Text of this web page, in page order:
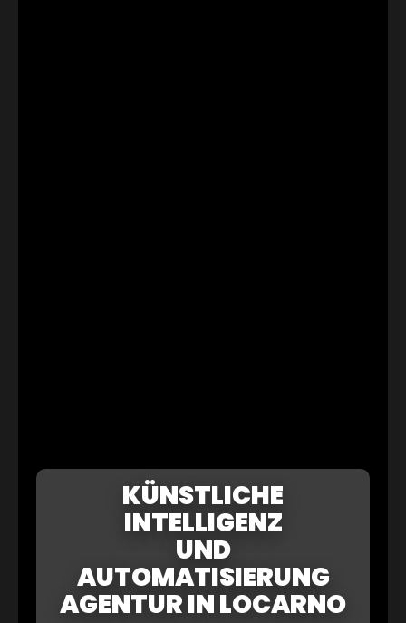
KÜNSTLICHE
INTELLIGENZ
UND
AUTOMATISIERUNG
AGENTUR IN LOCARNO